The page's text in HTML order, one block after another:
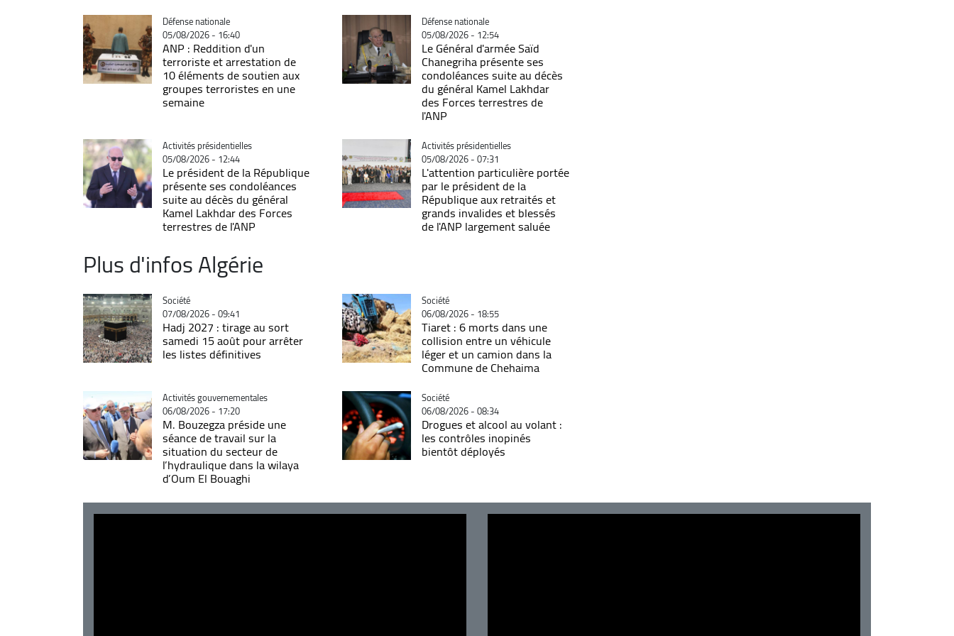
Catégorie
Défense nationale
05/08/2026 - 16:40
ANP : Reddition d'un
terroriste et arrestation de
10 éléments de soutien aux
groupes terroristes en une
semaine
Catégorie
Défense nationale
05/08/2026 - 12:54
Le Général d'armée Saïd
Chanegriha présente ses
condoléances suite au décès
du général Kamel Lakhdar
des Forces terrestres de
l'ANP
Catégorie
Activités présidentielles
05/08/2026 - 12:44
Le président de la République
présente ses condoléances
suite au décès du général
Kamel Lakhdar des Forces
terrestres de l'ANP
Catégorie
Activités présidentielles
05/08/2026 - 07:31
L'attention particulière portée
par le président de la
République aux retraités et
grands invalides et blessés
de l'ANP largement saluée
Plus d'infos Algérie
Catégorie
Société
07/08/2026 - 09:41
Hadj 2027 : tirage au sort
samedi 15 août pour arrêter
les listes définitives
Catégorie
Société
06/08/2026 - 18:55
Tiaret : 6 morts dans une
collision entre un véhicule
léger et un camion dans la
Commune de Chehaima
Catégorie
Activités gouvernementales
06/08/2026 - 17:20
M. Bouzegza préside une
séance de travail sur la
situation du secteur de
l’hydraulique dans la wilaya
d’Oum El Bouaghi
Catégorie
Société
06/08/2026 - 08:34
Drogues et alcool au volant :
les contrôles inopinés
bientôt déployés